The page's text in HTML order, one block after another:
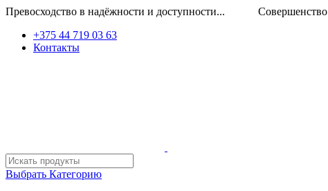
Превосходство в надёжности и доступности... Совершенство
+375 44 719 03 63
Контакты
Выбрать Категорию